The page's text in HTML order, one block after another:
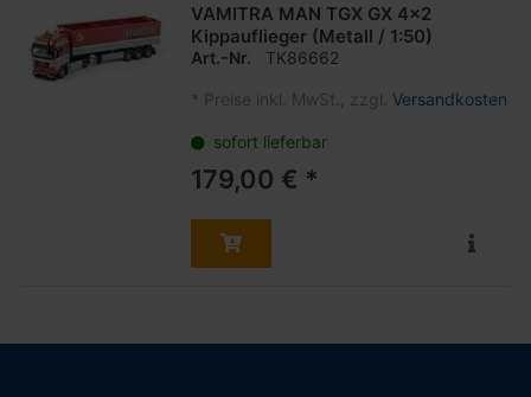
VAMITRA MAN TGX GX 4x2
Kippauflieger (Metall / 1:50)
Art.-Nr. TK86662
* Preise inkl. MwSt., zzgl. Versandkosten
sofort lieferbar
179,00 € *